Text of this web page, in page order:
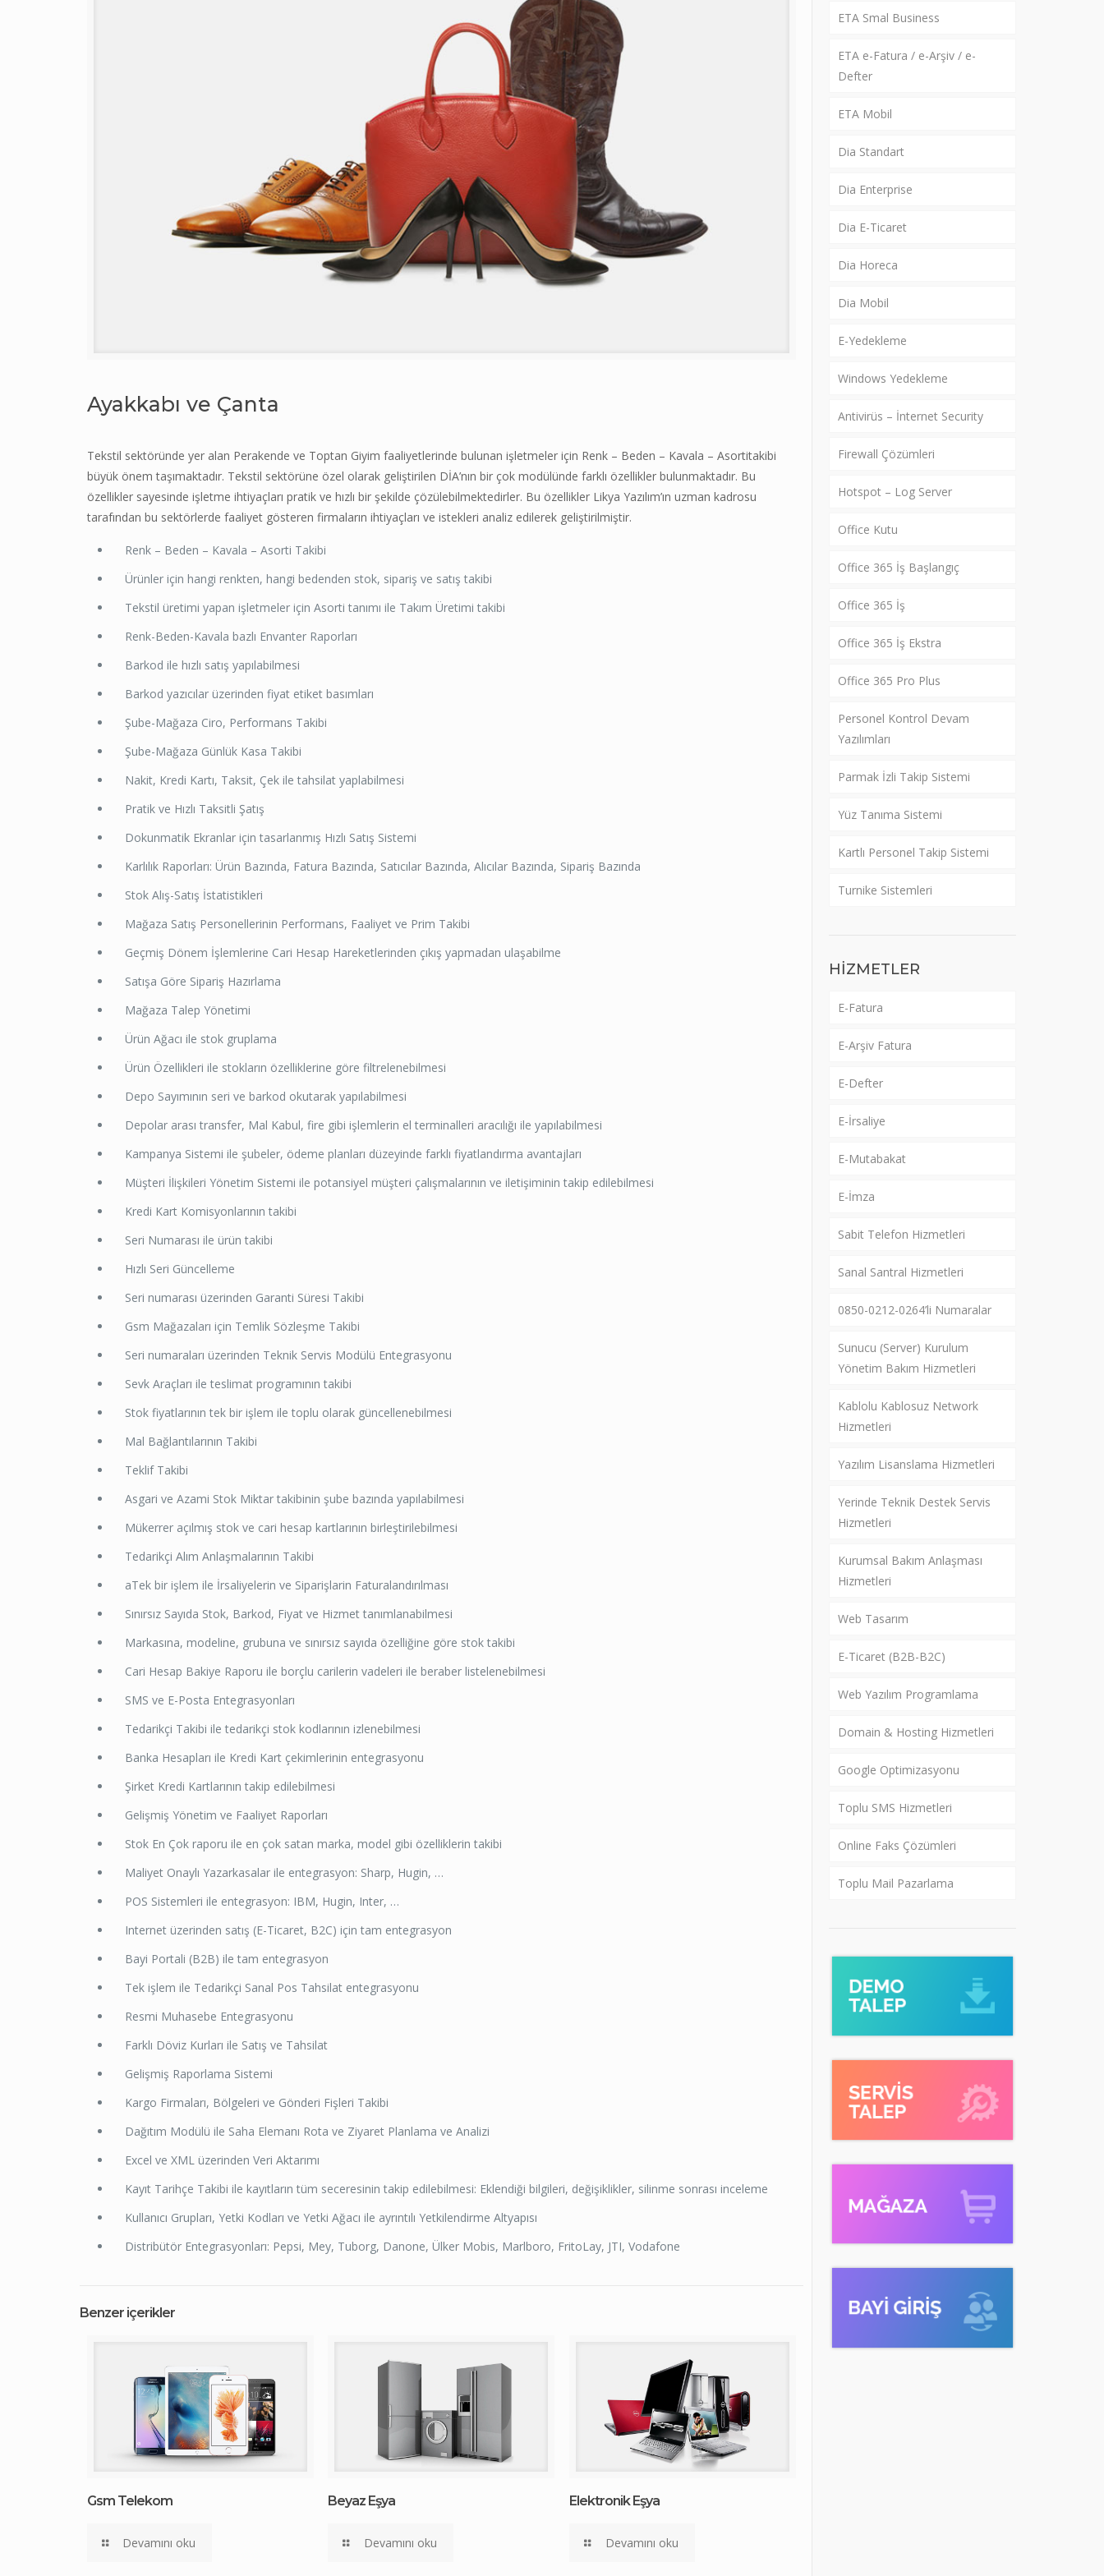
Ayakkabı ve Çanta
Tekstil sektöründe yer alan Perakende ve Toptan Giyim faaliyetlerinde bulunan işletmeler için Renk – Beden – Kavala – Asortitakibi
büyük önem taşımaktadır. Tekstil sektörüne özel olarak geliştirilen DİA’nın bir çok modülünde farklı özellikler bulunmaktadır. Bu
özellikler sayesinde işletme ihtiyaçları pratik ve hızlı bir şekilde çözülebilmektedirler. Bu özellikler Likya Yazılım’ın uzman kadrosu
tarafından bu sektörlerde faaliyet gösteren firmaların ihtiyaçları ve istekleri analiz edilerek geliştirilmiştir.
Renk – Beden – Kavala – Asorti Takibi
Ürünler için hangi renkten, hangi bedenden stok, sipariş ve satış takibi
Tekstil üretimi yapan işletmeler için Asorti tanımı ile Takım Üretimi takibi
Renk-Beden-Kavala bazlı Envanter Raporları
Barkod ile hızlı satış yapılabilmesi
Barkod yazıcılar üzerinden fiyat etiket basımları
Şube-Mağaza Ciro, Performans Takibi
Şube-Mağaza Günlük Kasa Takibi
Nakit, Kredi Kartı, Taksit, Çek ile tahsilat yaplabilmesi
Pratik ve Hızlı Taksitli Şatış
Dokunmatik Ekranlar için tasarlanmış Hızlı Satış Sistemi
Karlılık Raporları: Ürün Bazında, Fatura Bazında, Satıcılar Bazında, Alıcılar Bazında, Sipariş Bazında
Stok Alış-Satış İstatistikleri
Mağaza Satış Personellerinin Performans, Faaliyet ve Prim Takibi
Geçmiş Dönem İşlemlerine Cari Hesap Hareketlerinden çıkış yapmadan ulaşabilme
Satışa Göre Sipariş Hazırlama
Mağaza Talep Yönetimi
Ürün Ağacı ile stok gruplama
Ürün Özellikleri ile stokların özelliklerine göre filtrelenebilmesi
Depo Sayımının seri ve barkod okutarak yapılabilmesi
Depolar arası transfer, Mal Kabul, fire gibi işlemlerin el terminalleri aracılığı ile yapılabilmesi
Kampanya Sistemi ile şubeler, ödeme planları düzeyinde farklı fiyatlandırma avantajları
Müşteri İlişkileri Yönetim Sistemi ile potansiyel müşteri çalışmalarının ve iletişiminin takip edilebilmesi
Kredi Kart Komisyonlarının takibi
Seri Numarası ile ürün takibi
Hızlı Seri Güncelleme
Seri numarası üzerinden Garanti Süresi Takibi
Gsm Mağazaları için Temlik Sözleşme Takibi
Seri numaraları üzerinden Teknik Servis Modülü Entegrasyonu
Sevk Araçları ile teslimat programının takibi
Stok fiyatlarının tek bir işlem ile toplu olarak güncellenebilmesi
Mal Bağlantılarının Takibi
Teklif Takibi
Asgari ve Azami Stok Miktar takibinin şube bazında yapılabilmesi
Mükerrer açılmış stok ve cari hesap kartlarının birleştirilebilmesi
Tedarikçi Alım Anlaşmalarının Takibi
aTek bir işlem ile İrsaliyelerin ve Siparişlarin Faturalandırılması
Sınırsız Sayıda Stok, Barkod, Fiyat ve Hizmet tanımlanabilmesi
Markasına, modeline, grubuna ve sınırsız sayıda özelliğine göre stok takibi
Cari Hesap Bakiye Raporu ile borçlu carilerin vadeleri ile beraber listelenebilmesi
SMS ve E-Posta Entegrasyonları
Tedarikçi Takibi ile tedarikçi stok kodlarının izlenebilmesi
Banka Hesapları ile Kredi Kart çekimlerinin entegrasyonu
Şirket Kredi Kartlarının takip edilebilmesi
Gelişmiş Yönetim ve Faaliyet Raporları
Stok En Çok raporu ile en çok satan marka, model gibi özelliklerin takibi
Maliyet Onaylı Yazarkasalar ile entegrasyon: Sharp, Hugin, …
POS Sistemleri ile entegrasyon: IBM, Hugin, Inter, …
Internet üzerinden satış (E-Ticaret, B2C) için tam entegrasyon
Bayi Portali (B2B) ile tam entegrasyon
Tek işlem ile Tedarikçi Sanal Pos Tahsilat entegrasyonu
Resmi Muhasebe Entegrasyonu
Farklı Döviz Kurları ile Satış ve Tahsilat
Gelişmiş Raporlama Sistemi
Kargo Firmaları, Bölgeleri ve Gönderi Fişleri Takibi
Dağıtım Modülü ile Saha Elemanı Rota ve Ziyaret Planlama ve Analizi
Excel ve XML üzerinden Veri Aktarımı
Kayıt Tarihçe Takibi ile kayıtların tüm seceresinin takip edilebilmesi: Eklendiği bilgileri, değişiklikler, silinme sonrası inceleme
Kullanıcı Grupları, Yetki Kodları ve Yetki Ağacı ile ayrıntılı Yetkilendirme Altyapısı
Distribütör Entegrasyonları: Pepsi, Mey, Tuborg, Danone, Ülker Mobis, Marlboro, FritoLay, JTI, Vodafone
Benzer içerikler
Gsm Telekom
Devamını oku
Beyaz Eşya
Devamını oku
Elektronik Eşya
Devamını oku
ETA Smal Business
ETA e-Fatura / e-Arşiv / e-
Defter
ETA Mobil
Dia Standart
Dia Enterprise
Dia E-Ticaret
Dia Horeca
Dia Mobil
E-Yedekleme
Windows Yedekleme
Antivirüs – İnternet Security
Firewall Çözümleri
Hotspot – Log Server
Office Kutu
Office 365 İş Başlangıç
Office 365 İş
Office 365 İş Ekstra
Office 365 Pro Plus
Personel Kontrol Devam
Yazılımları
Parmak İzli Takip Sistemi
Yüz Tanıma Sistemi
Kartlı Personel Takip Sistemi
Turnike Sistemleri
HİZMETLER
E-Fatura
E-Arşiv Fatura
E-Defter
E-İrsaliye
E-Mutabakat
E-İmza
Sabit Telefon Hizmetleri
Sanal Santral Hizmetleri
0850-0212-0264’li Numaralar
Sunucu (Server) Kurulum
Yönetim Bakım Hizmetleri
Kablolu Kablosuz Network
Hizmetleri
Yazılım Lisanslama Hizmetleri
Yerinde Teknik Destek Servis
Hizmetleri
Kurumsal Bakım Anlaşması
Hizmetleri
Web Tasarım
E-Ticaret (B2B-B2C)
Web Yazılım Programlama
Domain & Hosting Hizmetleri
Google Optimizasyonu
Toplu SMS Hizmetleri
Online Faks Çözümleri
Toplu Mail Pazarlama